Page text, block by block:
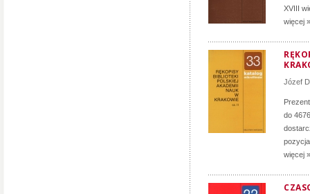
XVIII
więcej »
Józef
do
więcej »